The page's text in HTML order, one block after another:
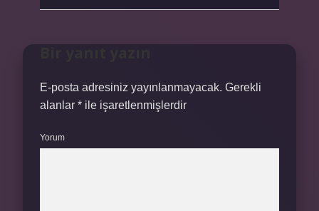
E-posta adresiniz yayınlanmayacak. Gerekli
alanlar * ile işaretlenmişlerdir
Yorum